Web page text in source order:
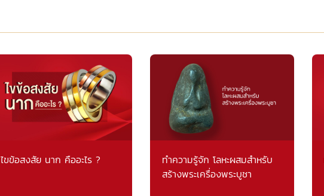
ไขข้อสงสัย นาก คืออะไร ?
ทำความรู้จัก โลหะผสมสำหรับ
สร้างพระเครื่องพระบูชา